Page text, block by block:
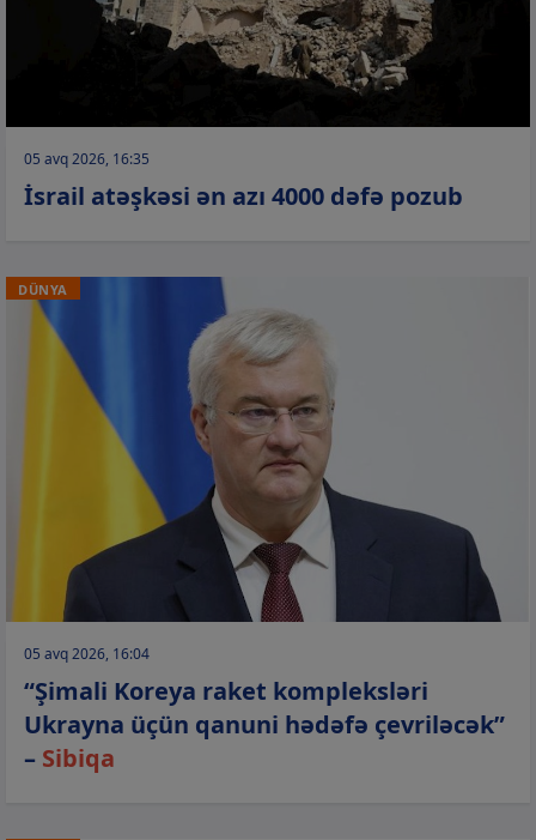
05 avq 2026, 16:35
İsrail atəşkəsi ən azı 4000 dəfə pozub
DÜNYA
05 avq 2026, 16:04
“Şimali Koreya raket kompleksləri
Ukrayna üçün qanuni hədəfə çevriləcək”
– Sibiqa